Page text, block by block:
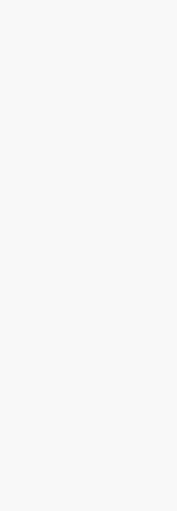
Bürgermeister Silvio Renger
Bürgermeister Silvio Renger
In seiner Neujahrsrede